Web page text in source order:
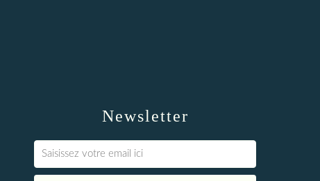
Newsletter